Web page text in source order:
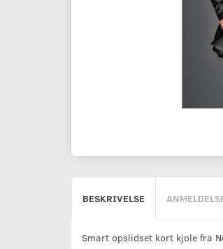
BESKRIVELSE
Smart opslidset kort kjole fra